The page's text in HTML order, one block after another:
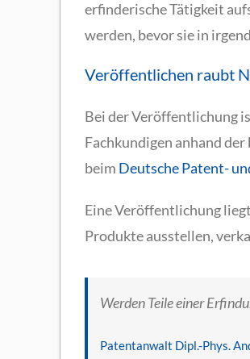
erfinderische Tätigkeit
werden, bevor sie in
Veröffentlichen raubt
Bei der Veröffentlichung
Fachkundigen anhand
beim Deutsche Patent-
Eine Veröffentlichung
Produkte ausstellen,
Werden Teile einer
Patentanwalt Dipl.-Phys.